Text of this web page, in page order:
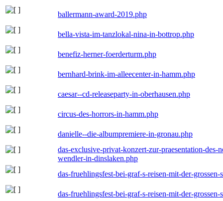
ballermann-award-2019.php
bella-vista-im-tanzlokal-nina-in-bottrop.php
benefiz-herner-foerderturm.php
bernhard-brink-im-alleecenter-in-hamm.php
caesar--cd-releaseparty-in-oberhausen.php
circus-des-horrors-in-hamm.php
danielle--die-albumpremiere-in-gronau.php
das-exclusive-privat-konzert-zur-praesentation-
wendler-in-dinslaken.php
das-fruehlingsfest-bei-graf-s-reisen-mit-der-
das-fruehlingsfest-bei-graf-s-reisen-mit-der-